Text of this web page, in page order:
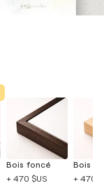
Bois foncé
+ 470 $US
Bois
+ 470